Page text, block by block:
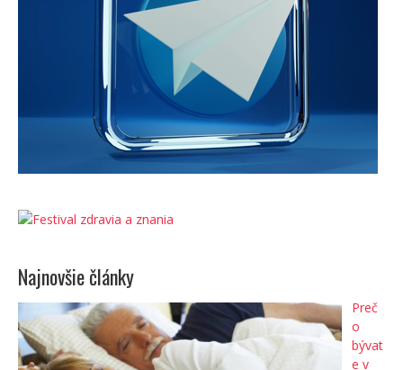
Najnovšie články
Preč
o
bývat
e v